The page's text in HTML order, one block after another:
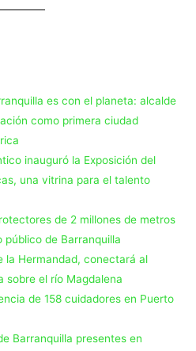
es con el planeta: alcalde
como primera ciudad
inauguró la Exposición del
una vitrina para el talento
de 2 millones de metros
de Barranquilla
la Hermandad, conectará al
sobre el río Magdalena
de 158 cuidadores en Puerto
Barranquilla presentes en